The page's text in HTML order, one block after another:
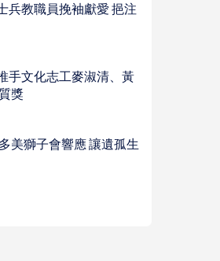
兵教職員挽袖獻愛 挹注
手文化志工麥淑清、黃
獎
美獅子會響應 讓遺孤生